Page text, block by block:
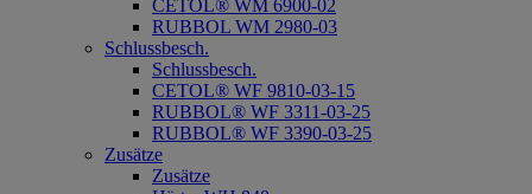
CETOL® WM 6900-02
RUBBOL WM 2980-03
Schlussbesch.
Schlussbesch.
CETOL® WF 9810-03-15
RUBBOL® WF 3311-03-25
RUBBOL® WF 3390-03-25
Zusätze
Zusätze